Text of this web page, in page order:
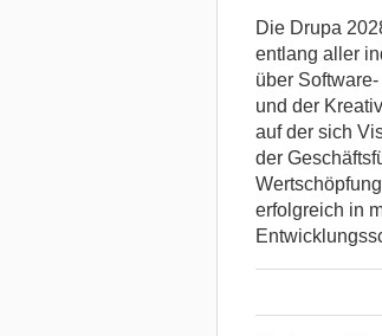
Die Drupa
entlang aller
über
und der
auf der sich
der
erfolgreich in